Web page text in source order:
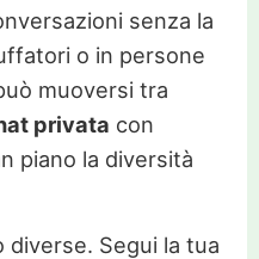
senza la
o in persone
muoversi tra
privata con
piano la diversità
Segui la tua